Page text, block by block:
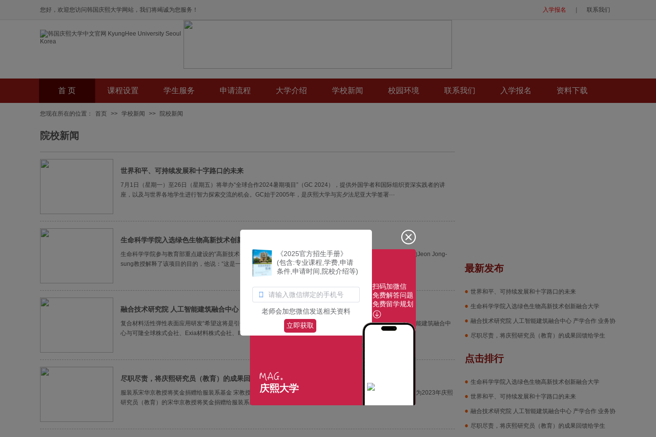
您好，欢迎您访问韩国庆熙大学网站，我们将竭诚为您服务！ 入学报名 联系我们
首 页 课程设置 学生服务 申请流程 大学介绍 学校新闻 校园环境 联系我们 入学报名 资料下载
您现在所在的位置： 首页 >> 学校新闻 >> 院校新闻
院校新闻
世界和平、可持续发展和十字路口的未来
7月1日（星期一）至26日（星期五）将举办“全球合作2024暑期项目”（GC 2024），提供外国学者和国际组织资深实践者的讲
座，以及与世界各地学生进行智力探索交流的机会。GC始于2005年，是庆熙大学与宾夕法尼亚大学签署···
生命科学学院入选绿色生物高新技术创新融合大学
生命科学学院参与教育部重点建设的“高新技术创新融合高校”项目绿色生物领域。负责该项目的遗传与生物技术系的Jeon Jong-
sung教授解释了该项目的目的，他说：“这是一个打破大学界限并消除部门之间壁垒的项目，使学···
融合技术研究院 人工智能建筑融合中心 产学合作 业务协议
复合材料活性弹性表面应用研发“希望这将是引领高科技建材市场的机会”7月16日（周二），融合技术研究院人工智能建筑融合中
心与可隆全球株式会社、Exia材料株式会社、IF-Architecture研究所签署了业务协议。该协议旨···
尽职尽责，将庆熙研究员（教育）的成果回馈给学生
服装系宋华京教授将奖金捐赠给服装系基金 宋教授将奖金捐赠给服装系基金 “希望用来改善服装系的实习环境” 被选为2023年庆熙
研究员（教育）的宋华京教授将奖金捐赠给服装系基金。此外，他还承诺提供额外资金并加入了···
最新发布
世界和平、可持续发展和十字路口的未来
生命科学学院入选绿色生物高新技术创新融合大学
融合技术研究院 人工智能建筑融合中心 产学合作 业务协
议 尽职尽责，将庆熙研究员（教育）的成果回馈给学生
点击排行
生命科学学院入选绿色生物高新技术创新融合大学
世界和平、可持续发展和十字路口的未来
融合技术研究院 人工智能建筑融合中心 产学合作 业务协
议 尽职尽责，将庆熙研究员（教育）的成果回馈给学生
《2025官方招生手册》
(包含:专业课程,学费,申请
条件,申请时间,院校介绍等)
老师会加您微信发送相关资料
立即获取
庆熙大学
扫码加微信
免费解答问题
免费留学规划